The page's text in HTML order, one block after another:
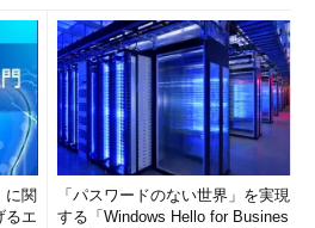
に関
るエ
「パスワードのない世界」を実現
する「Windows Hello for Busines